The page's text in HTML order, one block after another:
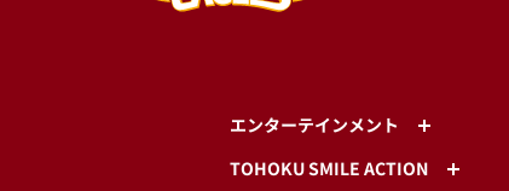
エンターテインメント
TOHOKU SMILE ACTION